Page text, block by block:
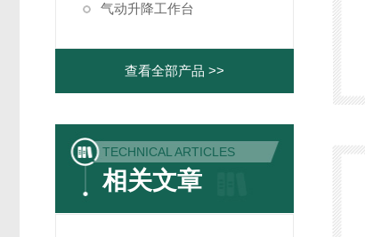
气动升降工作台
查看全部产品 >>
TECHNICAL ARTICLES
相关文章